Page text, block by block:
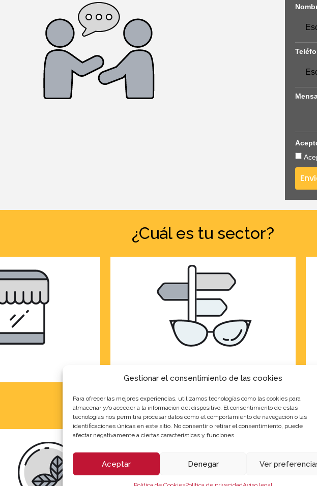
Gestionar el consentimiento de las cookies
Para ofrecer las mejores experiencias, utilizamos tecnologías como las cookies para
almacenar y/o acceder a la información del dispositivo. El consentimiento de estas
tecnologías nos permitirá procesar datos como el comportamiento de navegación o las
identificaciones únicas en este sitio. No consentir o retirar el consentimiento, puede
afectar negativamente a ciertas características y funciones.
Aceptar Denegar Ver
¿Cuál es tu sector?
¿Qué Área?